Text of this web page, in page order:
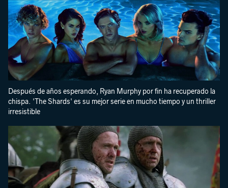
Después de años esperando, Ryan Murphy por fin ha recuperado la
chispa. 'The Shards' es su mejor serie en mucho tiempo y un thriller
irresistible